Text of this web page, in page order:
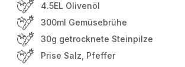
4.5EL Olivenöl
300ml Gemüsebrühe
30g getrocknete Steinpilze
Prise Salz, Pfeffer